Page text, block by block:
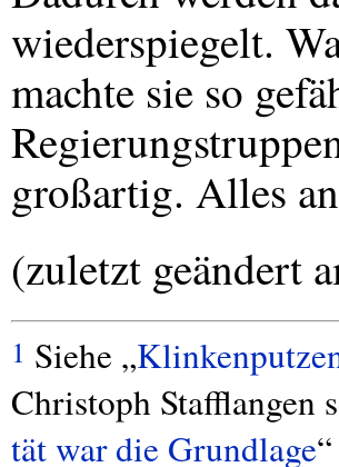
wiederspiegelt.
machte sie so
großartig. Alles
(zuletzt geändert
1 Siehe „
Christoph Stafflangen
tät war die Grundlage